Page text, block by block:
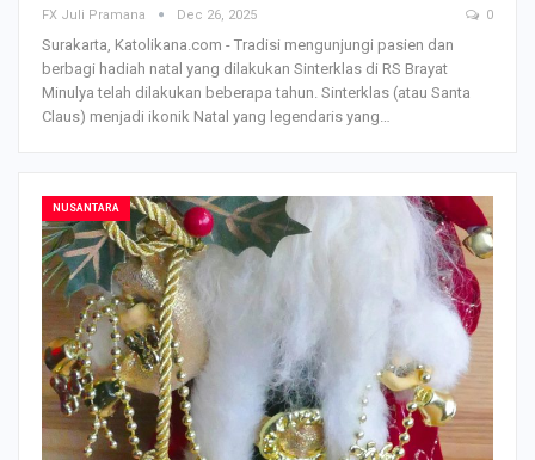
FX Juli Pramana Dec 26, 2025 0
Surakarta, Katolikana.com - Tradisi mengunjungi pasien dan
berbagi hadiah natal yang dilakukan Sinterklas di RS Brayat
Minulya telah dilakukan beberapa tahun. Sinterklas (atau Santa
Claus) menjadi ikonik Natal yang legendaris yang…
NUSANTARA